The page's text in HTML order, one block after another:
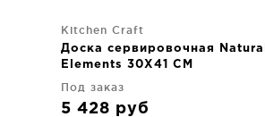
Kitchen Craft
Доска сервировочная Natural
Elements 30X41 CM
Под заказ
5 428 руб